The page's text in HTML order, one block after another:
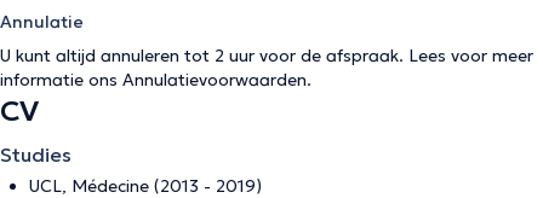
Annulatie
U kunt altijd annuleren tot 2 uur voor de afspraak. Lees voor meer
informatie ons Annulatievoorwaarden.
CV
Studies
UCL, Médecine (2013 - 2019)